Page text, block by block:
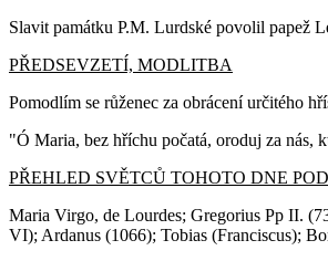
Slavit památku P.M. Lurdské povolil papež
PŘEDSEVZETÍ, MODLITBA
Pomodlím se růženec za obrácení určitého
"Ó Maria, bez hříchu počatá, oroduj za nás,
PŘEHLED SVĚTCŮ TOHOTO DNE
Maria Virgo, de Lourdes; Gregorius Pp II.
VI); Ardanus (1066); Tobias (Franciscus);